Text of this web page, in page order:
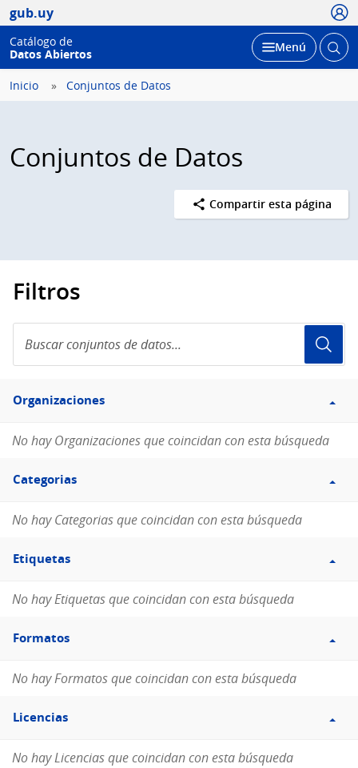
gub.uy
Catálogo de
Datos Abiertos
Desplegar
Menú Abrir
Inicio Conjuntos de Datos
Conjuntos de Datos
Compartir esta página
Filtros
conjuntos
de
Filtro
Organizaciones
Organizaciones
No hay Organizaciones que coincidan con esta búsqueda
Filtro
Categorias
Categorias
No hay Categorias que coincidan con esta búsqueda
Filtro
Etiquetas
Etiquetas
No hay Etiquetas que coincidan con esta búsqueda
Filtro
Formatos
Formatos
No hay Formatos que coincidan con esta búsqueda
Filtro
Licencias
Licencias
No hay Licencias que coincidan con esta búsqueda